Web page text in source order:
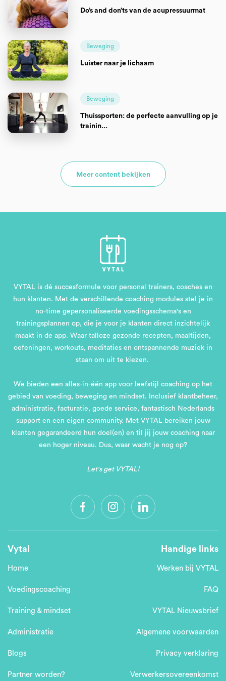
Do’s and don’ts van de acupressuurmat
Beweging
Luister naar je lichaam
Beweging
Thuissporten: de perfecte aanvulling op je
trainin...
Meer content bekijken
VYTAL is dé succesformule voor personal trainers, coaches en
hun klanten. Met de verschillende coaching modules stel je in
no-time gepersonaliseerde voedingsschema's en
trainingsplannen op, die je voor je klanten direct inzichtelijk
maakt in de app. Waar talloze gezonde recepten, maaltijden,
oefeningen, workouts, meditaties en ontspannende muziek in
staan om uit te kiezen.
We bieden een alles-in-één app voor leefstijl coaching op het
gebied van voeding, beweging en mindset. Inclusief klantbeheer,
administratie, facturatie, goede service, fantastisch Nederlands
support en een eigen community. Met VYTAL bereiken jouw
klanten gegarandeerd hun doel(en) en til jij jouw coaching naar
een hoger niveau. Dus, waar wacht je nog op?
Let's get VYTAL!
Vytal
Home
Voedingscoaching
Training & mindset
Administratie
Blogs
Partner worden?
Handige links
Werken bij VYTAL
FAQ
VYTAL Nieuwsbrief
Algemene voorwaarden
Privacy verklaring
Verwerkersovereenkomst